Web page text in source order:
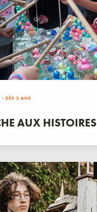
- DÈS 3 ANS
AUX HISTOIRES